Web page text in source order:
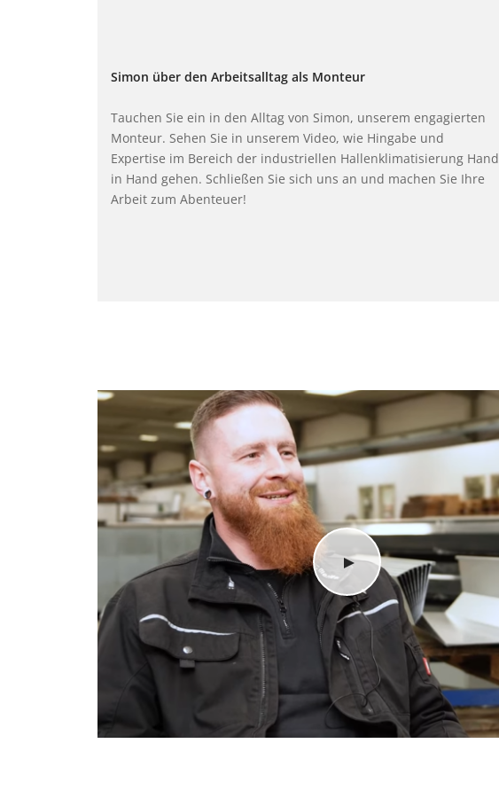
Simon über den Arbeitsalltag als Monteur
Tauchen Sie ein in den Alltag von Simon, unserem engagierten
Monteur. Sehen Sie in unserem Video, wie Hingabe und
Expertise im Bereich der industriellen Hallenklimatisierung Hand
in Hand gehen. Schließen Sie sich uns an und machen Sie Ihre
Arbeit zum Abenteuer!